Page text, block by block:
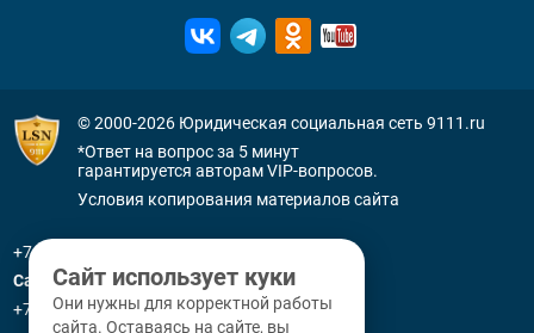
© 2000-2026 Юридическая социальная сеть 9111.ru
*Ответ на вопрос за 5 минут
гарантируется авторам VIP-вопросов.
Условия копирования материалов сайта
+7 (800) 505-91-11
Санкт-Петербург
+7 (812) 336-92-64
Сайт использует куки
Они нужны для корректной работы
сайта. Оставаясь на сайте, вы